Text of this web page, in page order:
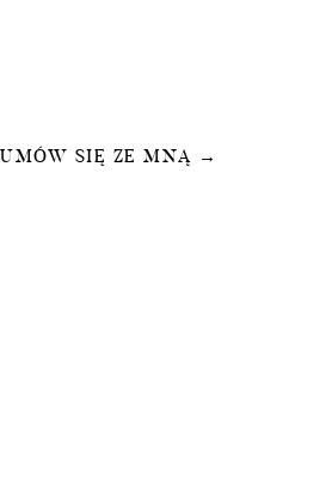
UMÓW SIĘ ZE MNĄ →